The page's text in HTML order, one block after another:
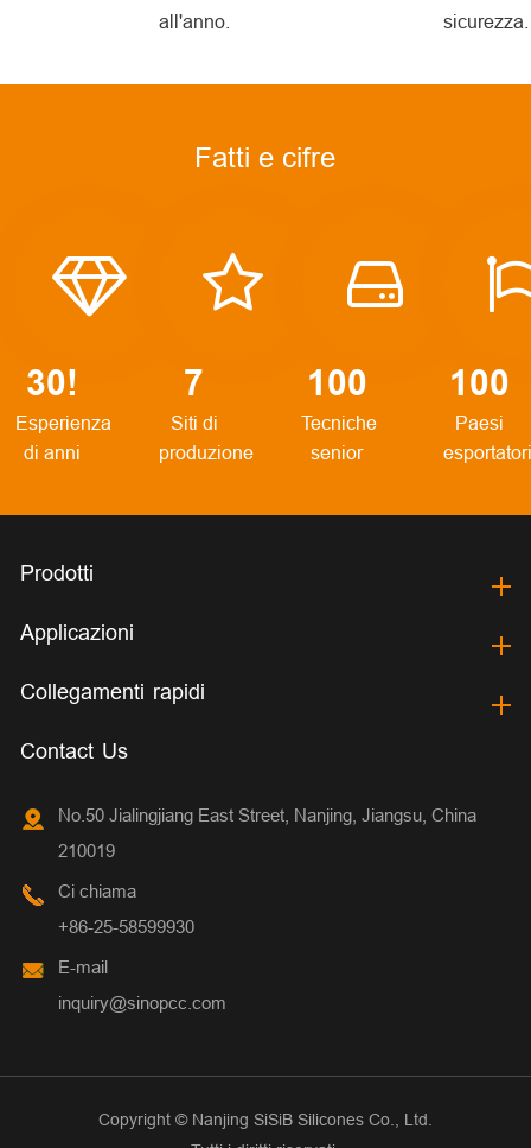
all'anno.
sicurezza.
Fatti e cifre
30!
Esperienza
di anni
7
Siti di
produzione
100
Tecniche
senior
100
Paesi
Prodotti
Applicazioni
Collegamenti rapidi
Contact Us
No.50 Jialingjiang East Street, Nanjing, Jiangsu, China
210019
Ci chiama
+86-25-58599930
E-mail
inquiry@sinopcc.com
Copyright © Nanjing SiSiB Silicones Co., Ltd.